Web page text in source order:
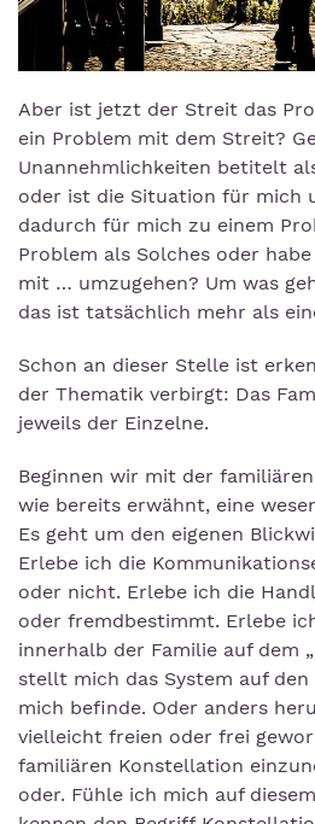
Aber ist jetzt der Streit das
ein Problem mit dem Streit?
Unannehmlichkeiten betitelt
oder ist die Situation für mich
dadurch für mich zu einem
Problem als Solches oder
mit … umzugehen? Um was
das ist tatsächlich mehr als
Schon an dieser Stelle ist
der Thematik verbirgt: Das
jeweils der Einzelne.
Beginnen wir mit der
wie bereits erwähnt, eine
Es geht um den eigenen
Erlebe ich die
oder nicht. Erlebe ich die
oder fremdbestimmt. Erlebe
innerhalb der Familie auf dem
stellt mich das System auf
mich befinde. Oder anders
vielleicht freien oder frei
familiären Konstellation
oder. Fühle ich mich auf